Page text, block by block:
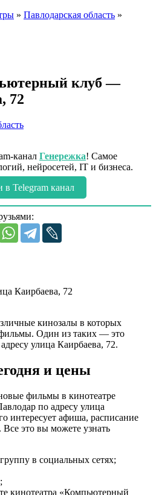
» Павлодарская область »
клуб —
72
канал Генережка! Самое
нейросетей, IT и бизнеса.
в Telegram канал
Каирбаева, 72
кинозалы в которых
Один из таких — это
улица Каирбаева, 72.
и цены
фильмы в кинотеатре
по адресу улица
интересует афиша, расписание
это вы можете узнать
в социальных сетях;
кинотеатра «Компьютерный